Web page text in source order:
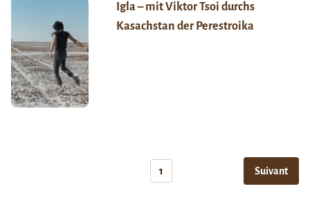
Igla – mit Viktor Tsoi durchs
Kasachstan der Perestroika
1 Suivant